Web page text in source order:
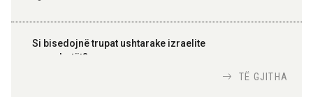
Si bisedojnë trupat ushtarake izraelite
me robotët?
TË GJITHA